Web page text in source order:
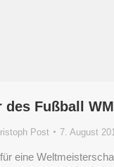
des Fußball
Post 7. August
eine